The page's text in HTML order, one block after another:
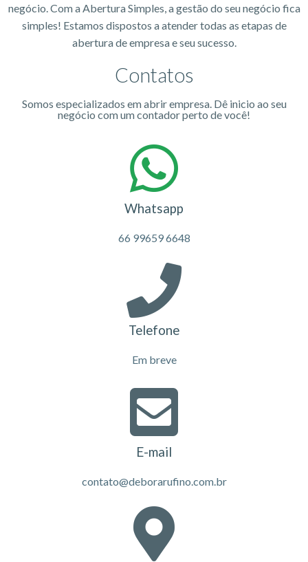
negócio. Com a Abertura Simples, a gestão do seu negócio fica
simples! Estamos dispostos a atender todas as etapas de
abertura de empresa e seu sucesso.
Contatos
Somos especializados em abrir empresa. Dê inicio ao seu
negócio com um contador perto de você!
Whatsapp
66 99659 6648
Telefone
Em breve
E-mail
contato@deborarufino.com.br